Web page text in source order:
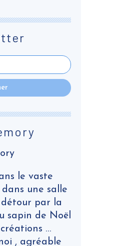
le vaste
une salle
détour par la
sapin de Noël
…
, agréable